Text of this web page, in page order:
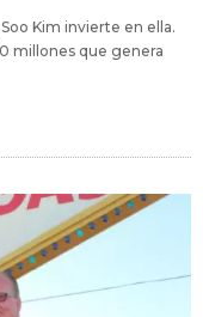
Kim invierte en ella.
millones que genera